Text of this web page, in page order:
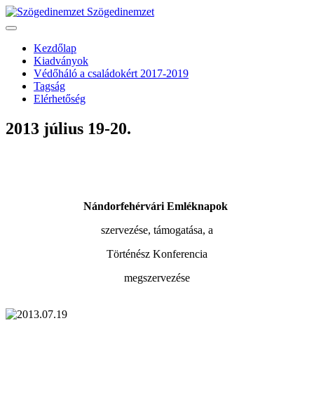
Szögedinemzet
Kezdőlap
Kiadványok
Védőháló a családokért 2017-2019
Tagság
Elérhetőség
2013 július 19-20.
Nándorfehérvári Emléknapok
szervezése, támogatása, a
Történész Konferencia
megszervezése